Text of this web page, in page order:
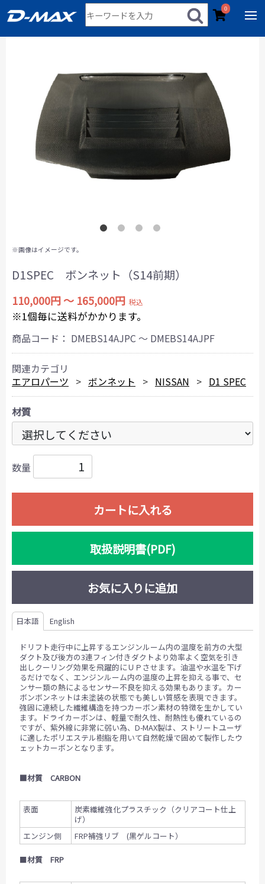
0
※画像はイメージです。
D1SPEC ボンネット（S14前期）
110,000円 ～ 165,000円 税込
※1個毎に送料がかかります。
商品コード： DMEBS14AJPC ～ DMEBS14AJPF
関連カテゴリ
エアロパーツ
ボンネット NISSAN D1 SPEC
材質
数量
カートに入れる
取扱説明書(PDF)
お気に入りに追加
日本語 English
ドリフト走行中に上昇するエンジンルーム内の温度を前方の大型
ダクト及び後方の3連フィン付きダクトより効率よく空気を引き
出しクーリング効果を飛躍的にＵＰさせます。油温や水温を下げ
るだけでなく、エンジンルーム内の温度の上昇を抑える事で、セ
ンサー類の熱によるセンサー不良を抑える効果もあります。カー
ボンボンネットは未塗装の状態でも美しい質感を表現できます。
強固に連続した繊維構造を持つカーボン素材の特徴を生かしてい
ます。ドライカーボンは、軽量で耐久性、耐熱性も優れているの
ですが、紫外線に非常に弱い為、D-MAX製は、ストリートユーザ
に適したポリエステル樹脂を用いて自然乾燥で固めて製作したウ
ェットカーボンとなります。
■材質 CARBON
表面
炭素繊維強化プラスチック（クリアコート仕上
げ）
エンジン側
FRP補強リブ (黒ゲルコート）
■材質 FRP